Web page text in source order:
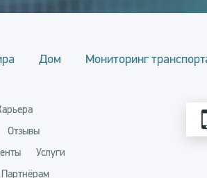
Дом Мониторинг
Отзывы
Услуги
Партнёрам